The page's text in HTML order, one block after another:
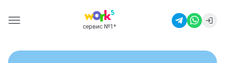
сервис №1 *